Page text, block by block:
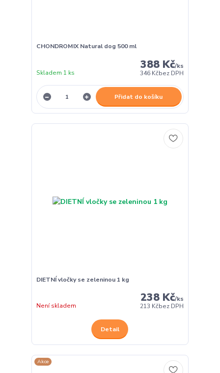
CHONDROMIX Natural dog 500 ml
388 Kč/ks
346 Kčbez DPH
Skladem 1 ks
Přidat do košíku
DIETNÍ vločky se zeleninou 1 kg
238 Kč/ks
213 Kčbez DPH
Není skladem
Detail
Akce